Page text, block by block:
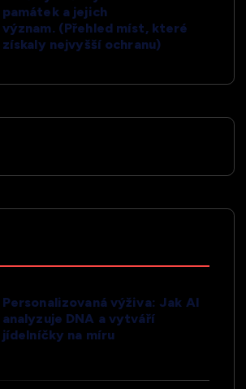
památek a jejich
význam. (Přehled míst, které
získaly nejvyšší ochranu)
Personalizovaná výživa: Jak AI
analyzuje DNA a vytváří
jídelníčky na míru